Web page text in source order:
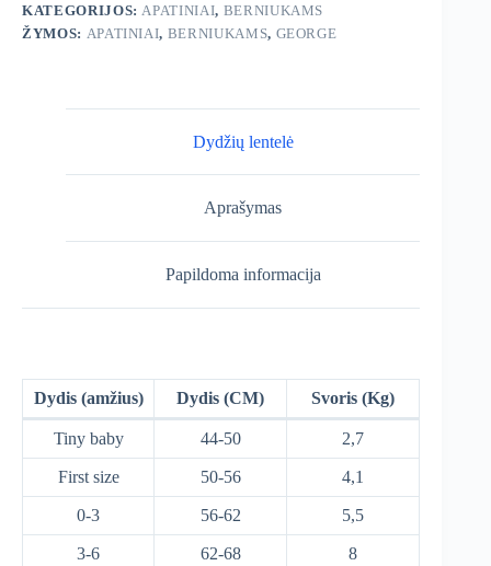
KATEGORIJOS: APATINIAI, BERNIUKAMS
ŽYMOS: APATINIAI, BERNIUKAMS, GEORGE
Dydžių lentelė
Aprašymas
Papildoma informacija
Dydis (amžius) Dydis (CM) Svoris (Kg)
Tiny baby 44-50 2,7
First size 50-56 4,1
0-3 56-62 5,5
3-6 62-68 8